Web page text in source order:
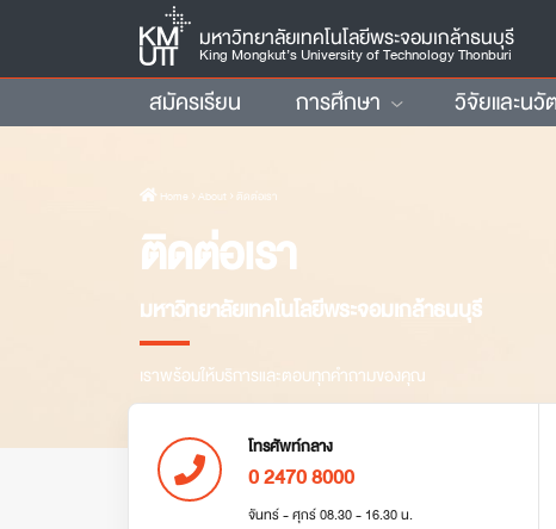
มหาวิทยาลัยเทคโนโลยีพระจอมเกล้าธนบุรี
King Mongkut’s University of Technology Thonburi
สมัครเรียน การศึกษา วิจัยและนวั
Home › About › ติดต่อเรา
ติดต่อเรา
มหาวิทยาลัยเทคโนโลยีพระจอมเกล้าธนบุรี
เราพร้อมให้บริการและตอบทุกคำถามของคุณ
โทรศัพท์กลาง
0 2470 8000
จันทร์ - ศุกร์ 08.30 - 16.30 น.